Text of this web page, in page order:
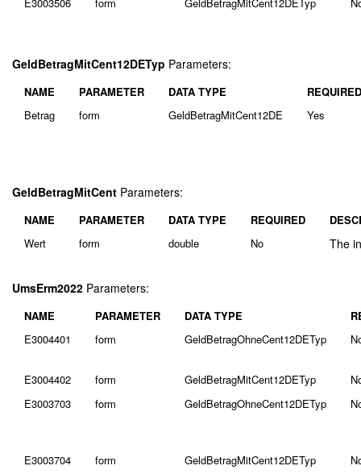
GeldBetragMitCent12DETyp Parameters:
NAME PARAMETER DATA TYPE
REQUIRED
Betrag
form GeldBetragMitCent12DE Yes
GeldBetragMitCent Parameters:
NAME PARAMETER DATA TYPE REQUIRED
Wert
form double No The
UmsErm2022 Parameters:
NAME PARAMETER DATA TYPE
E3004401
form GeldBetragOhneCent12DETyp
E3004402 form GeldBetragMitCent12DETyp
E3003703
form GeldBetragOhneCent12DETyp
E3003704 form GeldBetragMitCent12DETyp